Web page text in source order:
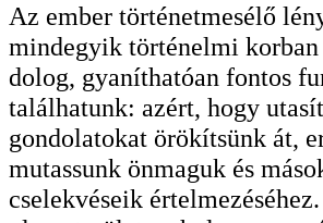
Az ember történetmesélő
mindegyik történelmi
dolog, gyaníthatóan fontos
találhatunk: azért, hogy
gondolatokat örökítsünk át,
mutassunk önmaguk és
cselekvéseik